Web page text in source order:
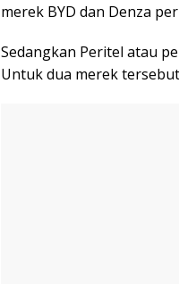
merek BYD dan Denza
Sedangkan Peritel atau
Untuk dua merek